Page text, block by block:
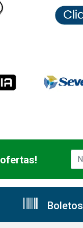
Boletos